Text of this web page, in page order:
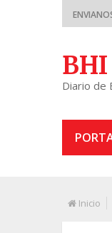
Diario de
Inicio